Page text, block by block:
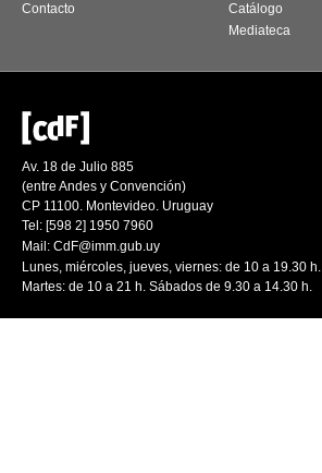
Contacto
Catálogo
Mediateca
Av. 18 de Julio 885
(entre Andes y Convención)
CP 11100. Montevideo. Uruguay
Tel: [598 2] 1950 7960
Mail: CdF@imm.gub.uy
Lunes, miércoles, jueves, viernes: de 10 a 19.30 h.
Martes: de 10 a 21 h. Sábados de 9.30 a 14.30 h.